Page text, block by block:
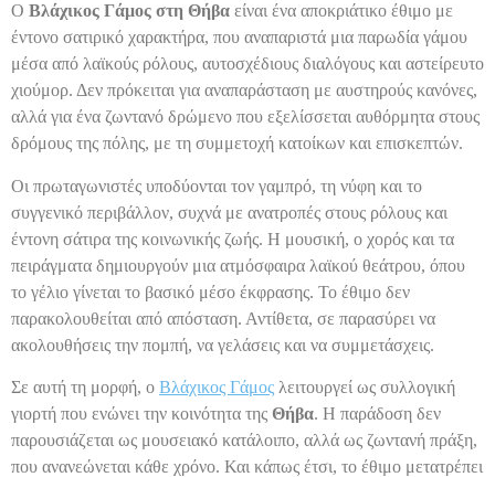
Ο Βλάχικος Γάμος στη Θήβα είναι ένα αποκριάτικο έθιμο με
έντονο σατιρικό χαρακτήρα, που αναπαριστά μια παρωδία γάμου
μέσα από λαϊκούς ρόλους, αυτοσχέδιους διαλόγους και αστείρευτο
χιούμορ. Δεν πρόκειται για αναπαράσταση με αυστηρούς κανόνες,
αλλά για ένα ζωντανό δρώμενο που εξελίσσεται αυθόρμητα στους
δρόμους της πόλης, με τη συμμετοχή κατοίκων και επισκεπτών.
Οι πρωταγωνιστές υποδύονται τον γαμπρό, τη νύφη και το
συγγενικό περιβάλλον, συχνά με ανατροπές στους ρόλους και
έντονη σάτιρα της κοινωνικής ζωής. Η μουσική, ο χορός και τα
πειράγματα δημιουργούν μια ατμόσφαιρα λαϊκού θεάτρου, όπου
το γέλιο γίνεται το βασικό μέσο έκφρασης. Το έθιμο δεν
παρακολουθείται από απόσταση. Αντίθετα, σε παρασύρει να
ακολουθήσεις την πομπή, να γελάσεις και να συμμετάσχεις.
Σε αυτή τη μορφή, ο Βλάχικος Γάμος λειτουργεί ως συλλογική
γιορτή που ενώνει την κοινότητα της Θήβα. Η παράδοση δεν
παρουσιάζεται ως μουσειακό κατάλοιπο, αλλά ως ζωντανή πράξη,
που ανανεώνεται κάθε χρόνο. Και κάπως έτσι, το έθιμο μετατρέπει